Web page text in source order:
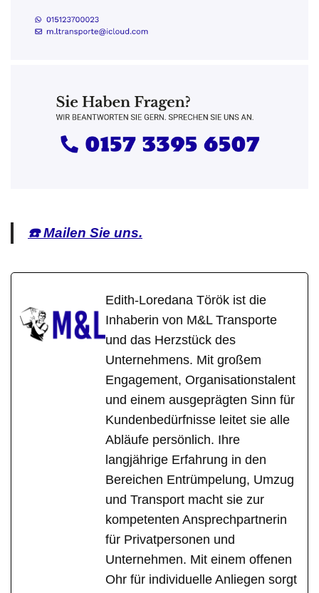
☎️ Mailen Sie uns.
Edith-Loredana Török ist die
Inhaberin von M&L Transporte
und das Herzstück des
Unternehmens. Mit großem
Engagement, Organisationstalent
und einem ausgeprägten Sinn für
Kundenbedürfnisse leitet sie alle
Abläufe persönlich. Ihre
langjährige Erfahrung in den
Bereichen Entrümpelung, Umzug
und Transport macht sie zur
kompetenten Ansprechpartnerin
für Privatpersonen und
Unternehmen. Mit einem offenen
Ohr für individuelle Anliegen sorgt